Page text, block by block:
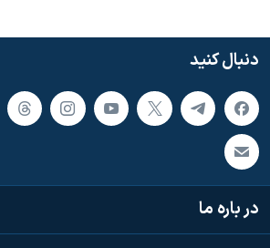
دنبال کنید
در باره ما